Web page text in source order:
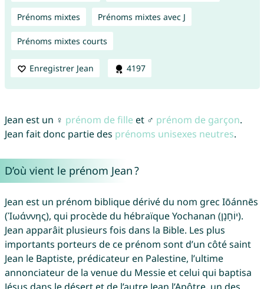
Prénoms mixtes Prénoms mixtes avec J
Prénoms mixtes courts
Enregistrer Jean 4197
Jean est un ♀ prénom de fille et ♂ prénom de garçon.
Jean fait donc partie des prénoms unisexes neutres.
D’où vient le prénom Jean ?
Jean est un prénom biblique dérivé du nom grec Iōánnēs
(Ἰωάννης), qui procède du hébraïque Yochanan (יוֹחָנָן).
Jean apparâit plusieurs fois dans la Bible. Les plus
importants porteurs de ce prénom sont d’un côté saint
Jean le Baptiste, prédicateur en Palestine, l’ultime
annonciateur de la venue du Messie et celui qui baptisa